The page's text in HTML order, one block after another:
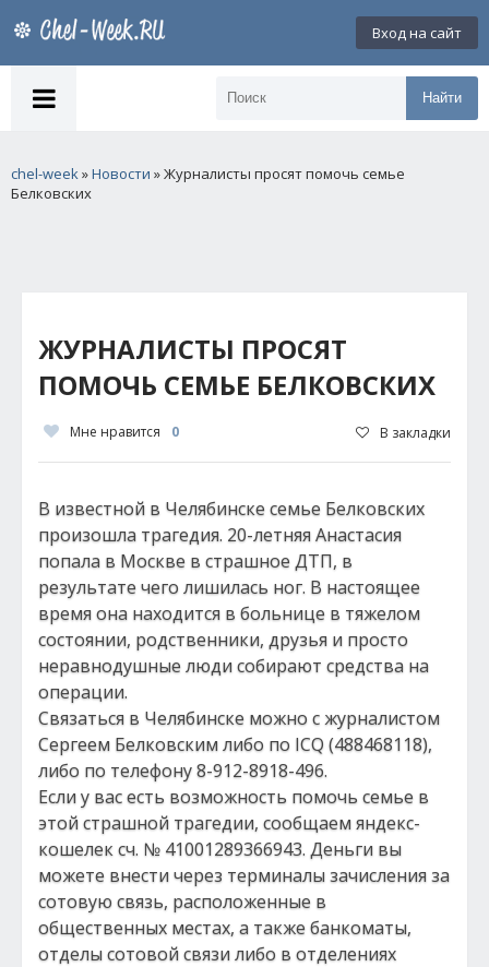
Вход на сайт
Найти
chel-week»Новости » Журналисты просят помочь семье
Белковских
ЖУРНАЛИСТЫ ПРОСЯТ
ПОМОЧЬ СЕМЬЕ БЕЛКОВСКИХ
Мне нравится 0 В закладки
В известной в Челябинске семье Белковских
произошла трагедия. 20-летняя Анастасия
попала в Москве в страшное ДТП, в
результате чего лишилась ног. В настоящее
время она находится в больнице в тяжелом
состоянии, родственники, друзья и просто
неравнодушные люди собирают средства на
операции.
Связаться в Челябинске можно с журналистом
Сергеем Белковским либо по ICQ (488468118),
либо по телефону 8-912-8918-496.
Если у вас есть возможность помочь семье в
этой страшной трагедии, сообщаем яндекс-
кошелек сч. № 41001289366943. Деньги вы
можете внести через терминалы зачисления за
сотовую связь, расположенные в
общественных местах, а также банкоматы,
отделы сотовой связи либо в отделениях